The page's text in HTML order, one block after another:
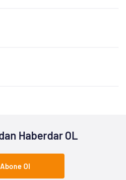
Haberdar OL
Abone Ol